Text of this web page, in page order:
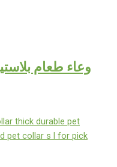
وعاء طعام